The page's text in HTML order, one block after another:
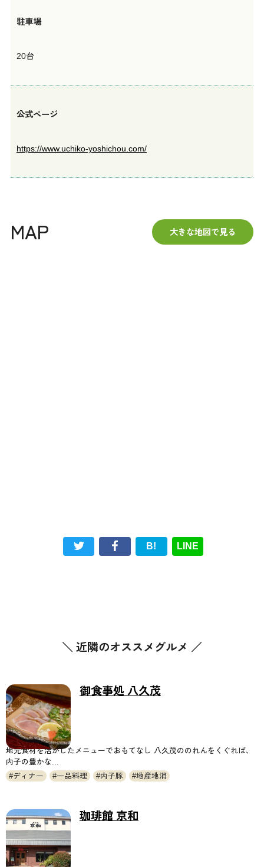
駐車場
20台
公式ページ
https://www.uchiko-yoshichou.com/
MAP 大きな地図で見る
B! LINE
＼ 近隣のオススメグルメ ／
御食事処 八久茂
地元食材を活かしたメニューでおもてなし 八久茂ののれんをくぐれば、
内子の豊かな...
ディナー
一品料理 内子豚 地産地消
珈琲館 京和